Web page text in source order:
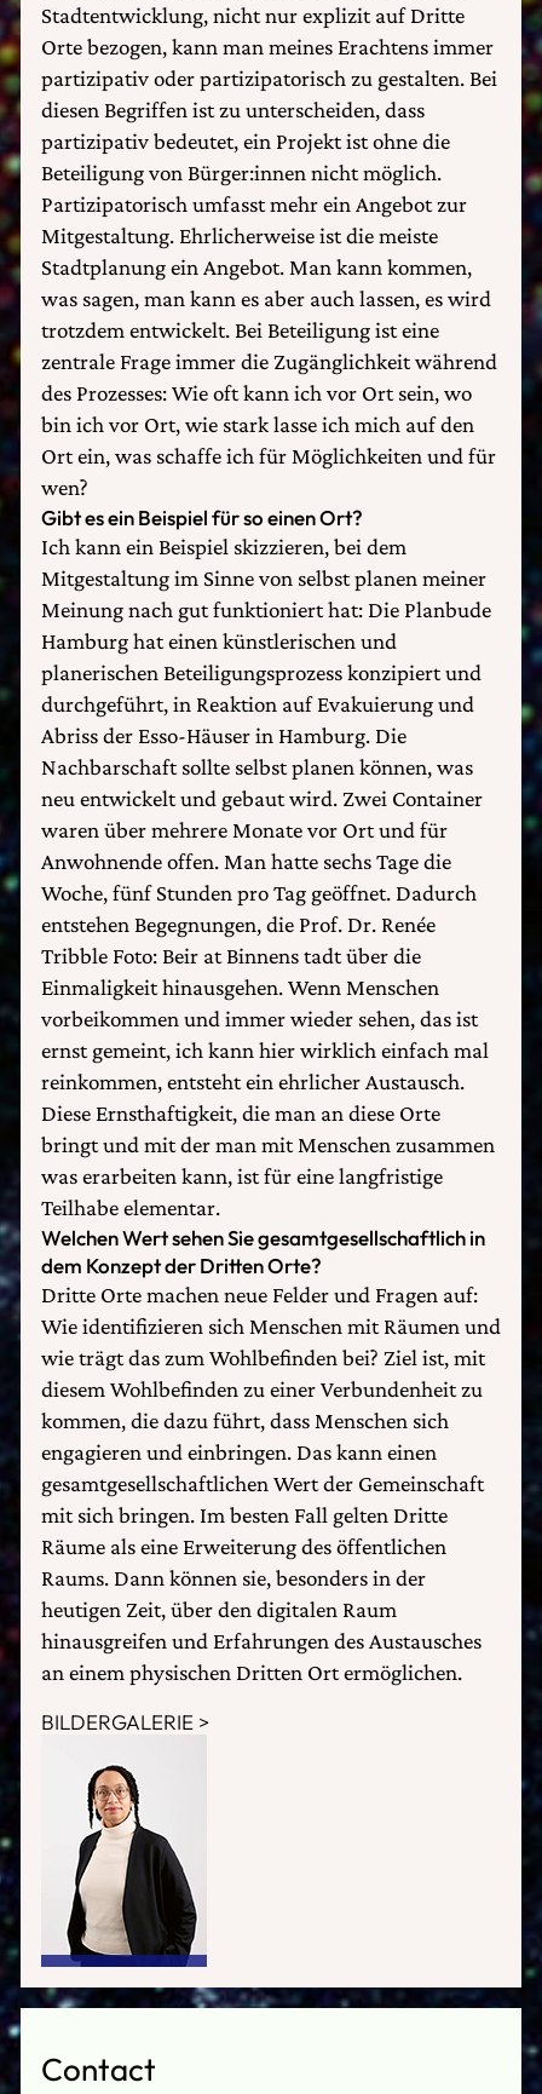
Stadtentwicklung, nicht nur explizit auf Dritte
Orte bezogen, kann man meines Erachtens immer
partizipativ oder partizipatorisch zu gestalten. Bei
diesen Begriffen ist zu unterscheiden, dass
partizipativ bedeutet, ein Projekt ist ohne die
Beteiligung von Bürger:innen nicht möglich.
Partizipatorisch umfasst mehr ein Angebot zur
Mitgestaltung. Ehrlicherweise ist die meiste
Stadtplanung ein Angebot. Man kann kommen,
was sagen, man kann es aber auch lassen, es wird
trotzdem entwickelt. Bei Beteiligung ist eine
zentrale Frage immer die Zugänglichkeit während
des Prozesses: Wie oft kann ich vor Ort sein, wo
bin ich vor Ort, wie stark lasse ich mich auf den
Ort ein, was schaffe ich für Möglichkeiten und für
wen?
Gibt es ein Beispiel für so einen Ort?
Ich kann ein Beispiel skizzieren, bei dem
Mitgestaltung im Sinne von selbst planen meiner
Meinung nach gut funktioniert hat: Die Planbude
Hamburg hat einen künstlerischen und
planerischen Beteiligungsprozess konzipiert und
durchgeführt, in Reaktion auf Evakuierung und
Abriss der Esso-Häuser in Hamburg. Die
Nachbarschaft sollte selbst planen können, was
neu entwickelt und gebaut wird. Zwei Container
waren über mehrere Monate vor Ort und für
Anwohnende offen. Man hatte sechs Tage die
Woche, fünf Stunden pro Tag geöffnet. Dadurch
entstehen Begegnungen, die Prof. Dr. Renée
Tribble Foto: Beir at Binnens tadt über die
Einmaligkeit hinausgehen. Wenn Menschen
vorbeikommen und immer wieder sehen, das ist
ernst gemeint, ich kann hier wirklich einfach mal
reinkommen, entsteht ein ehrlicher Austausch.
Diese Ernsthaftigkeit, die man an diese Orte
bringt und mit der man mit Menschen zusammen
was erarbeiten kann, ist für eine langfristige
Teilhabe elementar.
Welchen Wert sehen Sie gesamtgesellschaftlich in
dem Konzept der Dritten Orte?
Dritte Orte machen neue Felder und Fragen auf:
Wie identifizieren sich Menschen mit Räumen und
wie trägt das zum Wohlbefinden bei? Ziel ist, mit
diesem Wohlbefinden zu einer Verbundenheit zu
kommen, die dazu führt, dass Menschen sich
engagieren und einbringen. Das kann einen
gesamtgesellschaftlichen Wert der Gemeinschaft
mit sich bringen. Im besten Fall gelten Dritte
Räume als eine Erweiterung des öffentlichen
Raums. Dann können sie, besonders in der
heutigen Zeit, über den digitalen Raum
hinausgreifen und Erfahrungen des Austausches
an einem physischen Dritten Ort ermöglichen.
BILDERGALERIE
Contact